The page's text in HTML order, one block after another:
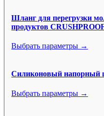
Шланг для перегрузки
продуктов
Выбрать параметры →
Силиконовый напорный
Выбрать параметры →